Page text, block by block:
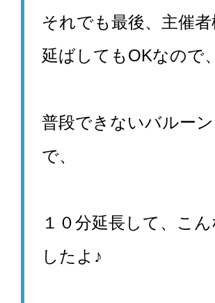
それでも最後、主催
延ばしてもOKなので、
普段できないバルー
で、
１０分延長して、こ
したよ♪